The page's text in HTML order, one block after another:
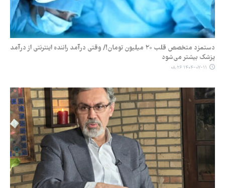
دستمزد متخصص قلب ۲۰ میلیون تومان!/ وقتی درآمد راننده اینترنتی از درآمد
پزشک بیشتر می‌شود
۱۴۰۴-۰۷-۱۱ ۰۸:۲۶